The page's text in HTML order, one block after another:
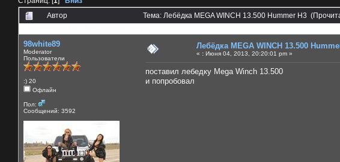
Автор Тема: Лебёдка MEGA WINCH 13.500 Hummer H3
98white89
Moderator
Пользователи
:) 20
Офлайн
Пол:
Сообщений: 3592
Лебёдка MEGA WINCH 13.500
« : Июня 04, 2013, 20:20:01 pm »
поставил лебедку Mega Winch 13.500
и попробовал